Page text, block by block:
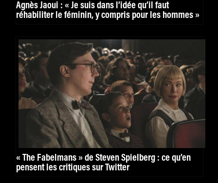
Agnès Jaoui : « Je suis dans l’idée qu’il faut
réhabiliter le féminin, y compris pour les hommes »
« The Fabelmans » de Steven Spielberg : ce qu’en
pensent les critiques sur Twitter